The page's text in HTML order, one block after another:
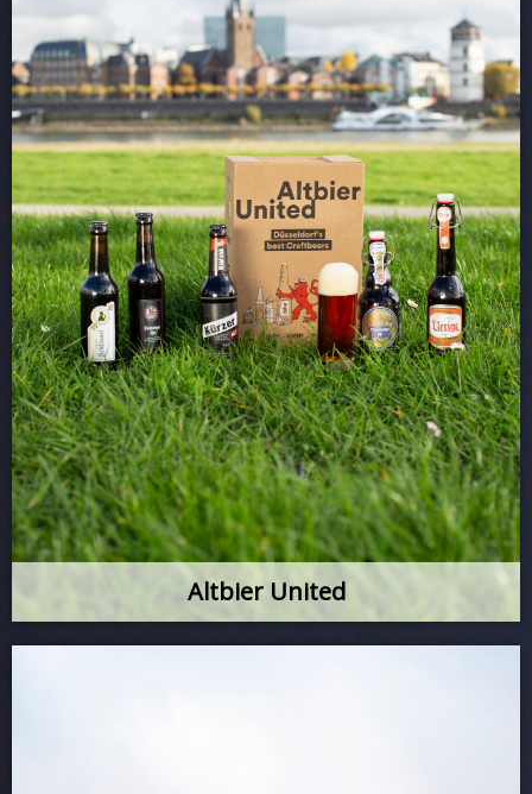
Altbier United